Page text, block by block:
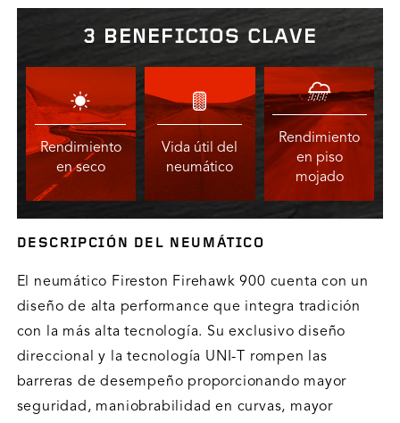
3 BENEFICIOS CLAVE
Rendimiento
en seco
Vida útil del
neumático
Rendimiento
en piso
mojado
DESCRIPCIÓN DEL NEUMÁTICO
El neumático Fireston Firehawk 900 cuenta con un
diseño de alta performance que integra tradición
con la más alta tecnología. Su exclusivo diseño
direccional y la tecnología UNI-T rompen las
barreras de desempeño proporcionando mayor
seguridad, maniobrabilidad en curvas, mayor